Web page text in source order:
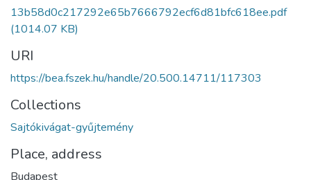
13b58d0c217292e65b7666792ecf6d81bfc618ee.pdf
(1014.07 KB)
URI
https://bea.fszek.hu/handle/20.500.14711/117303
Collections
Sajtókivágat-gyűjtemény
Place, address
Budapest